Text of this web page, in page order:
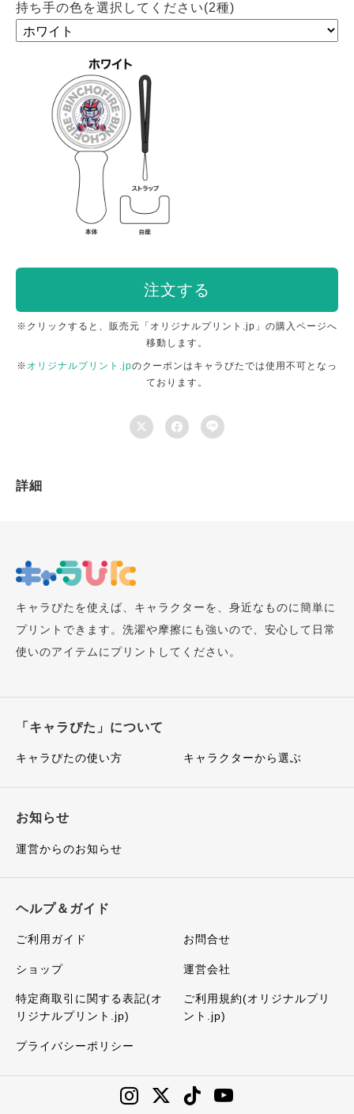
持ち手の色を選択してください(2種)
注文する
※クリックすると、販売元「オリジナルプリント.jp」の購入ページへ
移動します。
※ オリジナルプリント.jpのクーポンはキャラぴたでは使用不可となっ
ております。
  
詳細
キャラぴたを使えば、キャラクターを、身近なものに簡単に
プリントできます。洗濯や摩擦にも強いので、安心して日常
使いのアイテムにプリントしてください。
「キャラぴた」について
キャラぴたの使い方 キャラクターから選ぶ
お知らせ
運営からのお知らせ
ヘルプ＆ガイド
ご利用ガイド お問合せ
ショップ 運営会社
特定商取引に関する表記(オ
リジナルプリント.jp)
ご利用規約(オリジナルプリ
ント.jp)
プライバシーポリシー